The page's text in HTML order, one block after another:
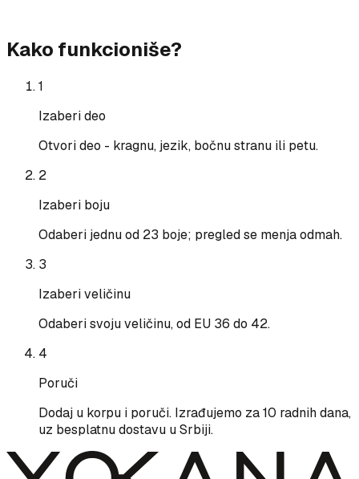
Kako funkcioniše?
1
Izaberi deo
Otvori deo - kragnu, jezik, bočnu stranu ili petu.
2
Izaberi boju
Odaberi jednu od 23 boje; pregled se menja odmah.
3
Izaberi veličinu
Odaberi svoju veličinu, od EU 36 do 42.
4
Poruči
Dodaj u korpu i poruči. Izrađujemo za 10 radnih dana,
uz besplatnu dostavu u Srbiji.